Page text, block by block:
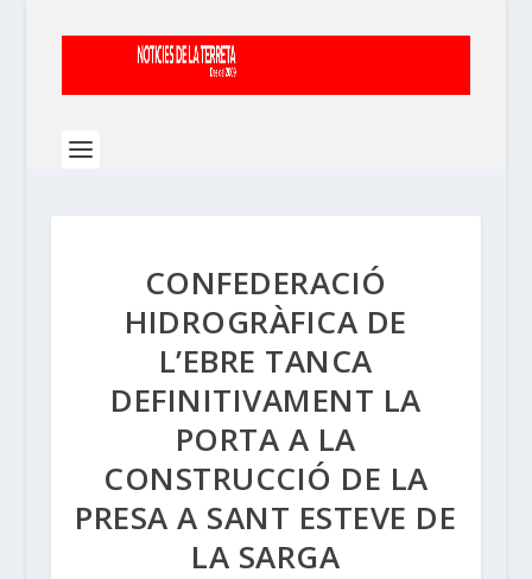
CONFEDERACIÓ
HIDROGRÀFICA DE
L’EBRE TANCA
DEFINITIVAMENT LA
PORTA A LA
CONSTRUCCIÓ DE LA
PRESA A SANT ESTEVE DE
LA SARGA